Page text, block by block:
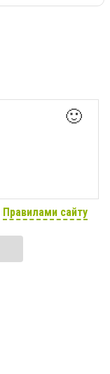
🙂
Правилами сайту